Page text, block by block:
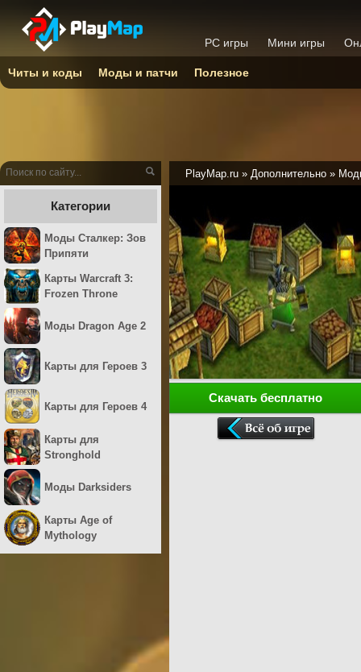
PlayMap.ru » Дополнительно »
Скачать бесплатно
Категории
Моды Сталкер: Зов
Припяти
Карты Warcraft 3:
Frozen Throne
Моды Dragon Age 2
Карты для Героев 3
Карты для Героев 4
Карты для
Stronghold
Моды Darksiders
Карты Age of
Mythology
PC игры Мини игры
Читы и коды Моды и патчи Полезное